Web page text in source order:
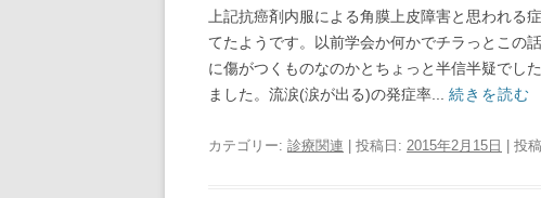
上記抗癌剤内服による角膜上皮障害と思われ
てたようです。以前学会か何かでチラっとこの
に傷がつくものなのかとちょっと半信半疑でし
ました。流涙(涙が出る)の発症率... 続きを読む
カテゴリー: 診療関連 | 投稿日: 2015年2月15日 投